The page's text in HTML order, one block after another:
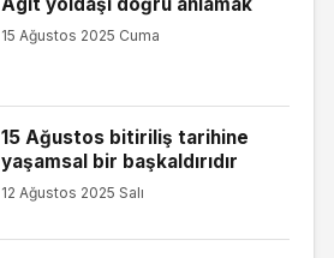
15 Ağustos 2025 Cuma
15 Ağustos bitiriliş tarihine
yaşamsal bir başkaldırıdır
12 Ağustos 2025 Salı